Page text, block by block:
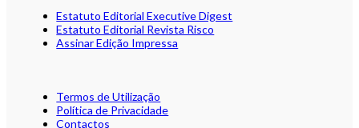
Estatuto Editorial Executive Digest
Estatuto Editorial Revista Risco
Assinar Edição Impressa
Termos de Utilização
Política de Privacidade
Contactos